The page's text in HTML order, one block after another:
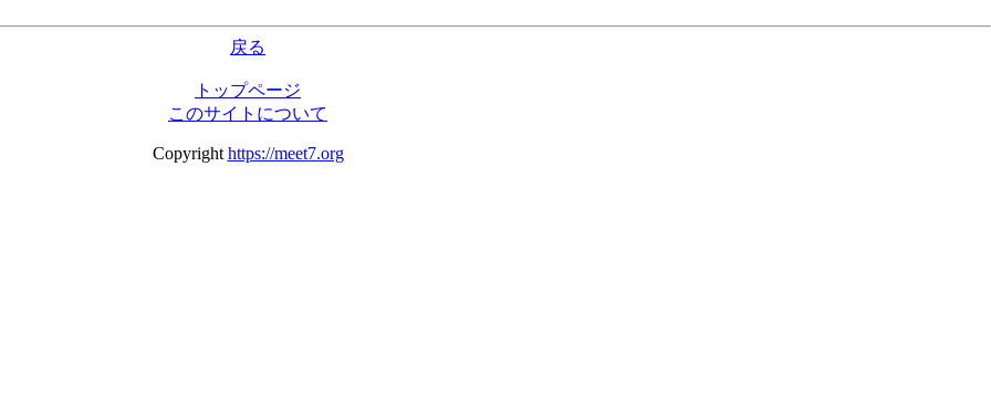
戻る
トップページ
このサイトについて
Copyright https://meet7.org